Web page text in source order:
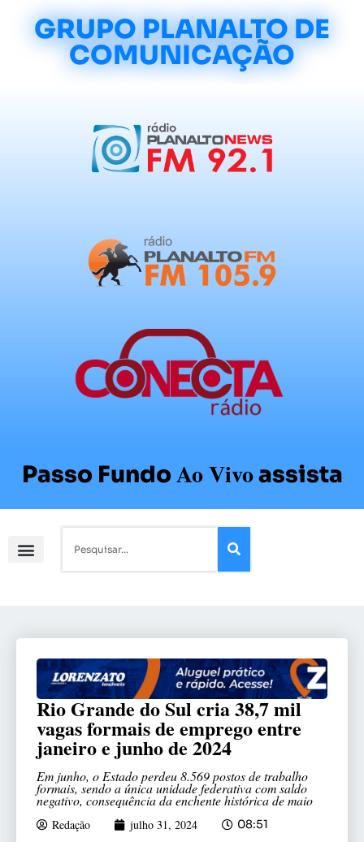
GRUPO PLANALTO DE
COMUNICAÇÃO
Passo FundoAo Vivoassista
Rio Grande do Sul cria 38,7 mil
vagas formais de emprego entre
janeiro e junho de 2024
Em junho, o Estado perdeu 8.569 postos de trabalho
formais, sendo a única unidade federativa com saldo
negativo, consequência da enchente histórica de maio
Redação julho 31, 2024 08:51